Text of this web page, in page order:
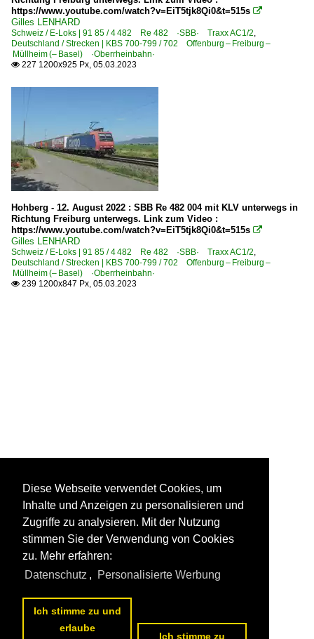
https://www.youtube.com/watch?v=EiT5tjk8Qi0&t=515s 
Gilles LENHARD
Schweiz / E-Loks | 91 85 / 4 482 Re 482 ·SBB· Traxx AC1/2,
Deutschland / Strecken | KBS 700-799 / 702 Offenburg – Freiburg –
Müllheim (– Basel) ·Oberrheinbahn·
 227 1200x925 Px, 05.03.2023
Hohberg - 12. August 2022 : SBB Re 482 004 mit KLV unterwegs in
Richtung Freiburg unterwegs. Link zum Video :
https://www.youtube.com/watch?v=EiT5tjk8Qi0&t=515s 
Gilles LENHARD
Schweiz / E-Loks | 91 85 / 4 482 Re 482 ·SBB· Traxx AC1/2,
Deutschland / Strecken | KBS 700-799 / 702 Offenburg – Freiburg –
Müllheim (– Basel) ·Oberrheinbahn·
 239 1200x847 Px, 05.03.2023
Diese Webseite verwendet Cookies, um
Inhalte und Anzeigen zu personalisieren und
Zugriffe zu analysieren. Mit der Nutzung
stimmen Sie der Verwendung von Cookies
zu. Mehr erfahren:
Datenschutz , Personalisierte Werbung
Ich stimme zu und
erlaube
Ich stimme zu